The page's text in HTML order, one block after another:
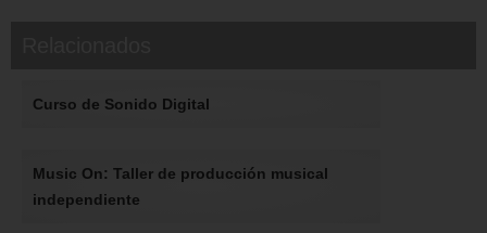
Curso de Sonido Digital
Music On: Taller de producción musical
independiente